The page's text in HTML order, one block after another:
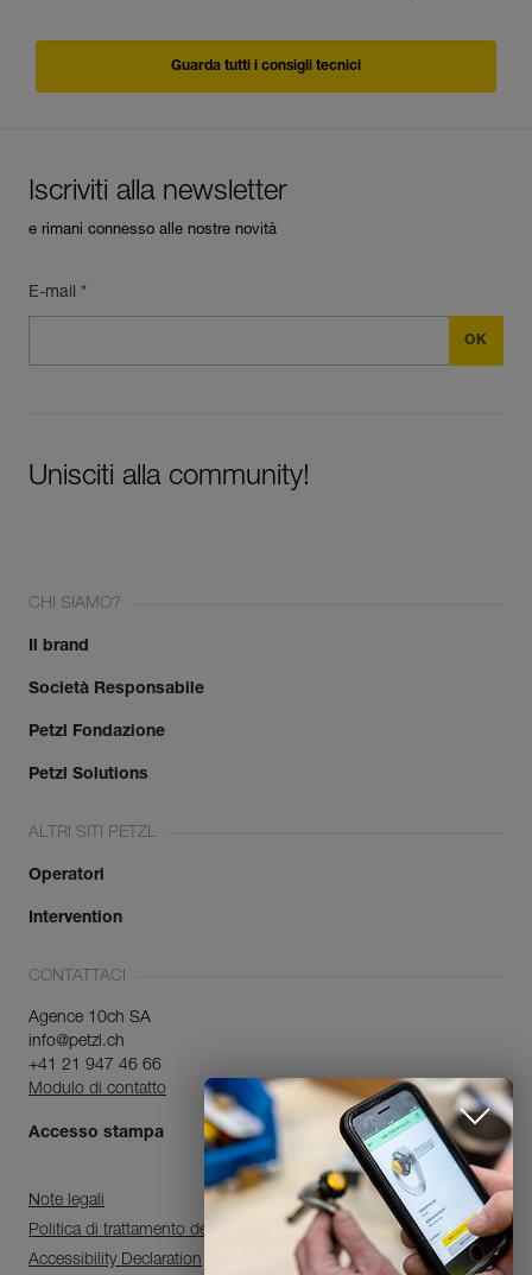
Guarda tutti i consigli tecnici
Iscriviti alla newsletter
e rimani connesso alle nostre novità
E-mail *
Unisciti alla community!
CHI SIAMO?
Il brand
Società Responsabile
Petzl Fondazione
Petzl Solutions
ALTRI SITI PETZL
Operatori
Intervention
CONTATTACI
Agence 10ch SA
info@petzl.ch
+41 21 947 46 66
Modulo di contatto
Accesso stampa
Note legali
Politica di trattamento dei dati personali e di gestione dei cookie
Accessibility Declaration